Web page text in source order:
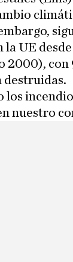
la UE
2000), con
destruidas.
los
nuestro